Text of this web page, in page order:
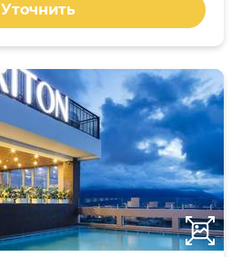
Уточнить